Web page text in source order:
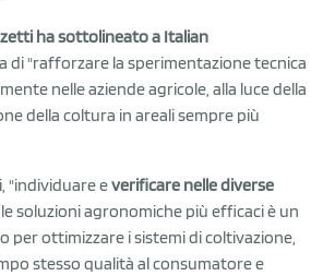
ha sottolineato a Italian
di "rafforzare la sperimentazione tecnica
nelle aziende agricole, alla luce della
della coltura in areali sempre più
"individuare everificare nelle diverse
le soluzioni agronomiche più efficaci è un
per ottimizzare i sistemi di coltivazione,
stesso qualità al consumatore e